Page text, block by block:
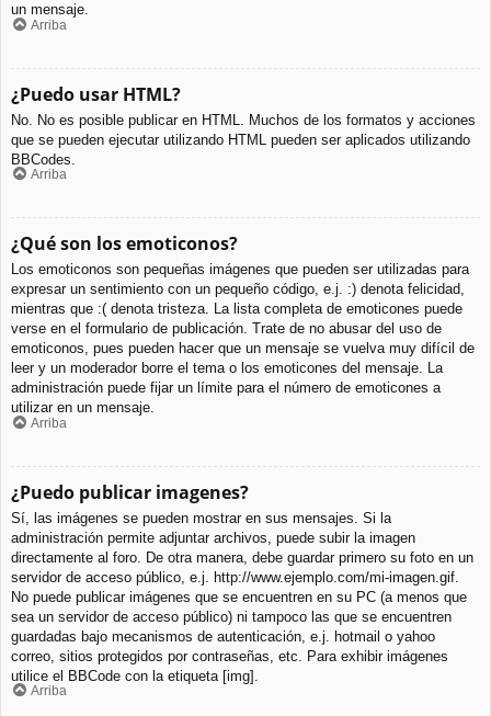
un mensaje.
Arriba
¿Puedo usar HTML?
No. No es posible publicar en HTML. Muchos de los formatos y acciones
que se pueden ejecutar utilizando HTML pueden ser aplicados utilizando
BBCodes.
Arriba
¿Qué son los emoticonos?
Los emoticonos son pequeñas imágenes que pueden ser utilizadas para
expresar un sentimiento con un pequeño código, e.j. :) denota felicidad,
mientras que :( denota tristeza. La lista completa de emoticones puede
verse en el formulario de publicación. Trate de no abusar del uso de
emoticonos, pues pueden hacer que un mensaje se vuelva muy difícil de
leer y un moderador borre el tema o los emoticones del mensaje. La
administración puede fijar un límite para el número de emoticones a
utilizar en un mensaje.
Arriba
¿Puedo publicar imagenes?
Sí, las imágenes se pueden mostrar en sus mensajes. Si la
administración permite adjuntar archivos, puede subir la imagen
directamente al foro. De otra manera, debe guardar primero su foto en un
servidor de acceso público, e.j. http://www.ejemplo.com/mi-imagen.gif.
No puede publicar imágenes que se encuentren en su PC (a menos que
sea un servidor de acceso público) ni tampoco las que se encuentren
guardadas bajo mecanismos de autenticación, e.j. hotmail o yahoo
correo, sitios protegidos por contraseñas, etc. Para exhibir imágenes
utilice el BBCode con la etiqueta [img].
Arriba